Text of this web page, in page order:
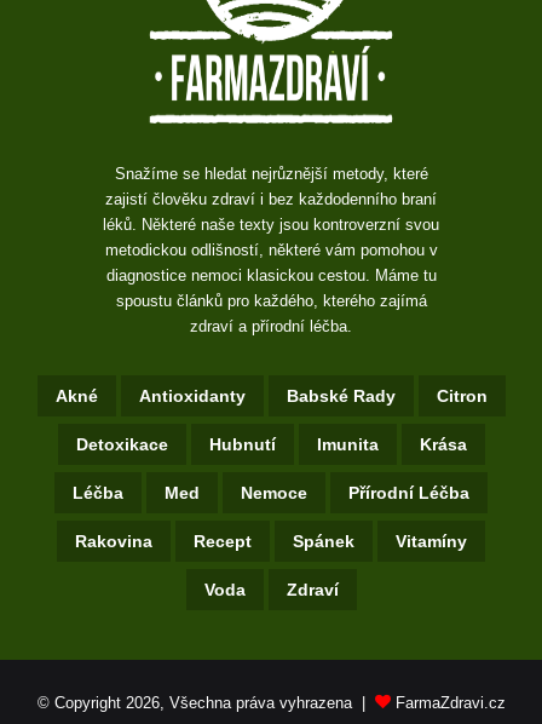
Snažíme se hledat nejrůznější metody, které
zajistí člověku zdraví i bez každodenního braní
léků. Některé naše texty jsou kontroverzní svou
metodickou odlišností, některé vám pomohou v
diagnostice nemoci klasickou cestou. Máme tu
spoustu článků pro každého, kterého zajímá
zdraví a přírodní léčba.
Akné Antioxidanty Babské Rady Citron
Detoxikace Hubnutí Imunita Krása
Léčba Med Nemoce Přírodní Léčba
Rakovina Recept Spánek Vitamíny
Voda Zdraví
© Copyright 2026, Všechna práva vyhrazena | FarmaZdravi.cz